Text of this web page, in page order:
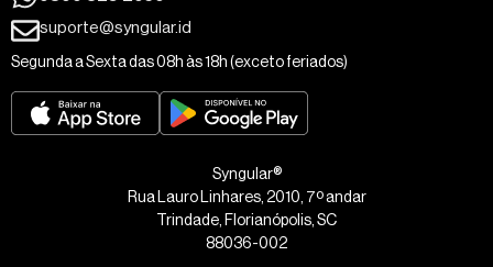
Syngular®
Rua Lauro Linhares, 2010, 7º andar
Trindade, Florianópolis, SC
88036-002
suporte@syngular.id
Segunda a Sexta das 08h às 18h (exceto feriados)